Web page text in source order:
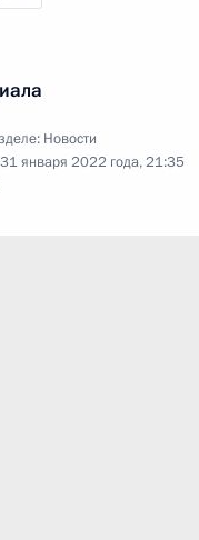
Новости
31 января 2022 года, 21:35